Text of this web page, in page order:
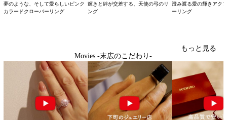
夢のような、そして愛らしいピンク
カラードクローバーリング
輝きと絆が交差する、天使の弓のリ
ング
澄み渡る愛の輝きアク
ーリング
Movies -末広のこだわり-
もっと見る